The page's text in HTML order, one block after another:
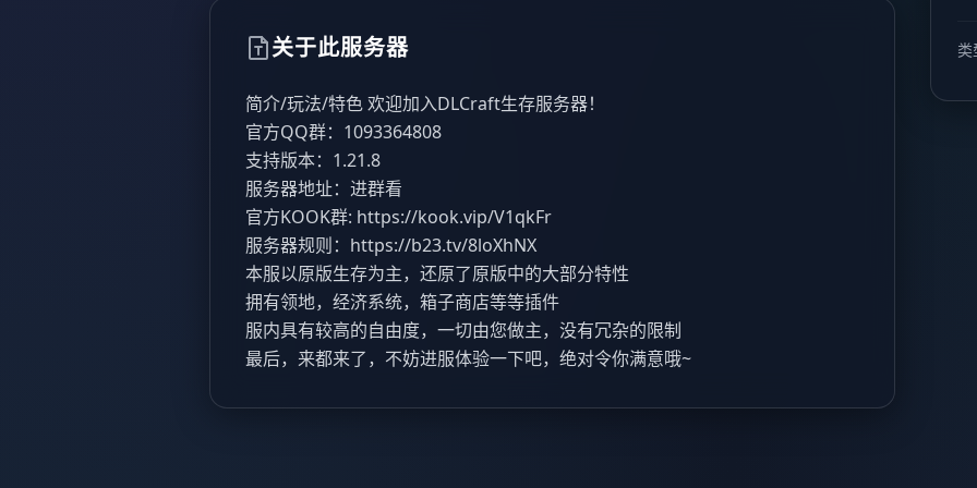
关于此服务器
简介/玩法/特色 欢迎加入DLCraft生存服务器！
官方QQ群：1093364808
支持版本：1.21.8
服务器地址：进群看
官方KOOK群: https://kook.vip/V1qkFr
服务器规则： https://b23.tv/8loXhNX
本服以原版生存为主，还原了原版中的大部分特性
拥有领地，经济系统，箱子商店等等插件
服内具有较高的自由度，一切由您做主，没有冗杂的限制
最后，来都来了，不妨进服体验一下吧，绝对令你满意哦~
类